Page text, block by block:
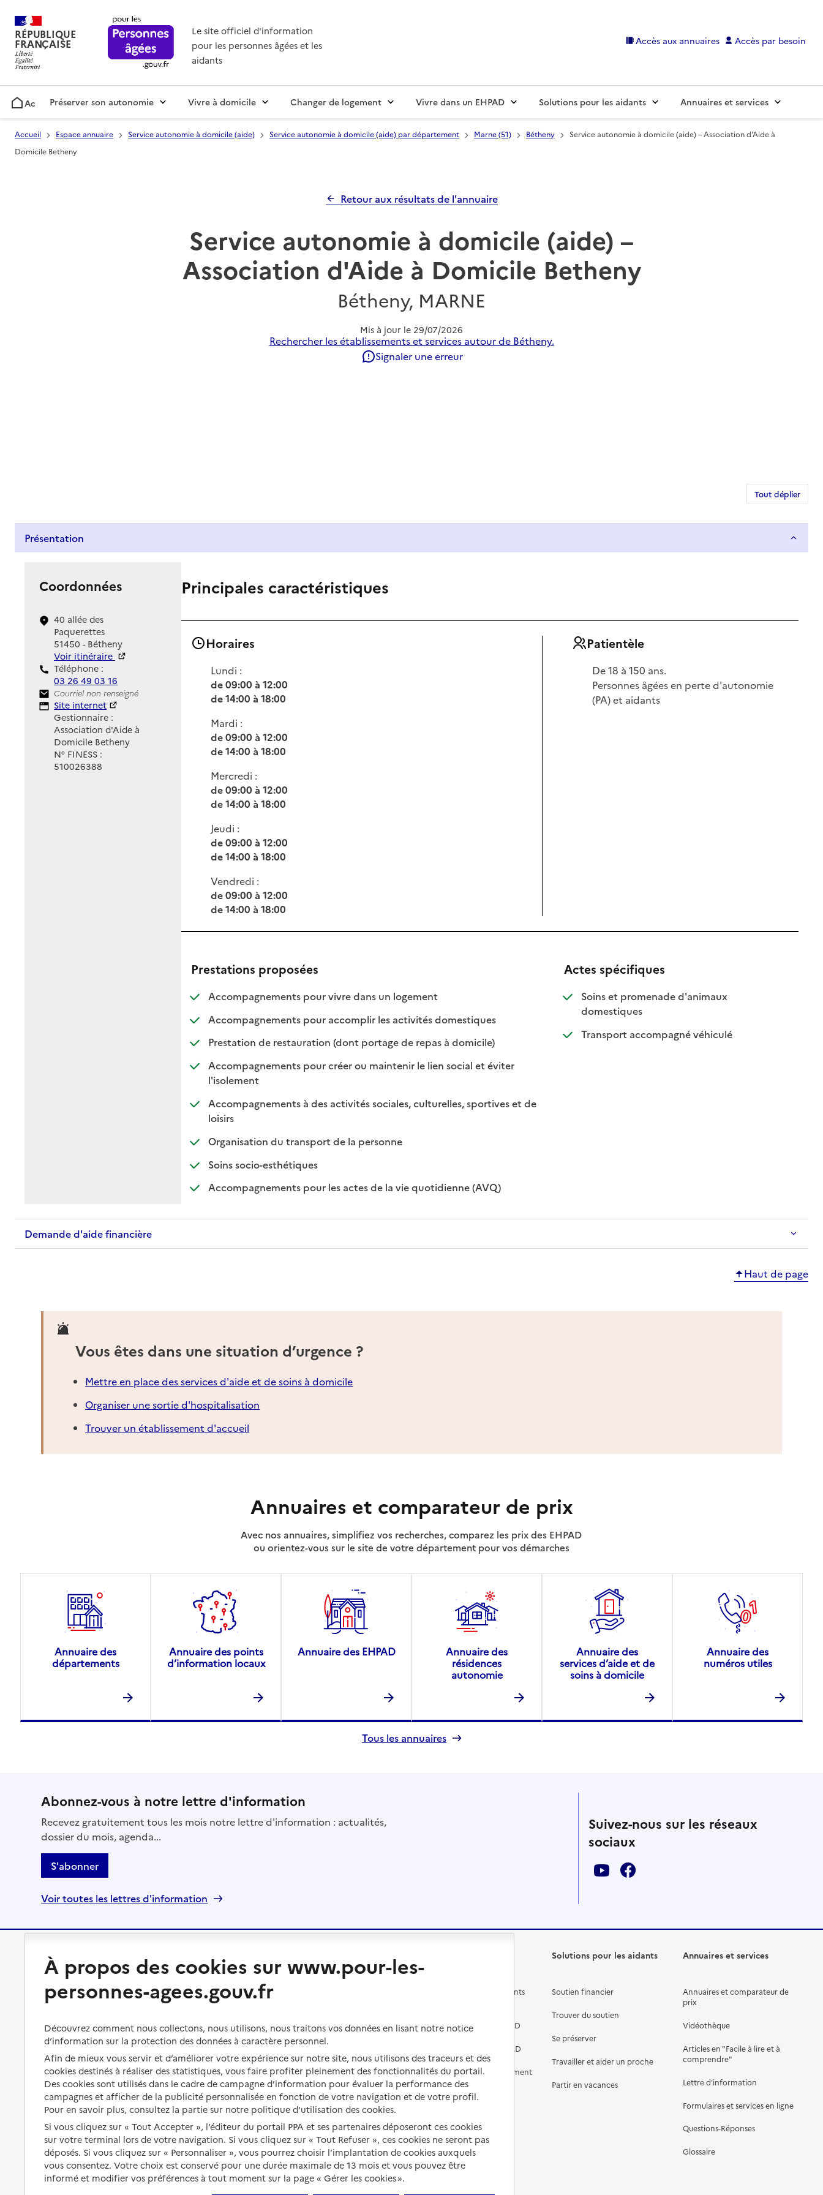
RÉPUBLIQUE
FRANÇAISE
Le site officiel d'information
pour les personnes âgées et les
aidants
Accès aux annuaires Accès par besoin
AccueilPréserver son autonomie Vivre à domicile Changer de logement Vivre dans un EHPAD Solutions pour les aidants Annuaires et services
Accueil Espace annuaire Service autonomie à domicile (aide) Service autonomie à domicile (aide) par département Marne (51) Bétheny
Service autonomie à domicile (aide) – Association d'Aide à
Domicile Betheny
Retour aux résultats de l'annuaire
Service autonomie à domicile (aide) –
Association d'Aide à Domicile Betheny
Bétheny, MARNE
Mis à jour le 29/07/2026
Rechercher les établissements et services autour de Bétheny.
Signaler une erreur
Tout déplier
Présentation
Coordonnées
40 allée des
Paquerettes
51450 - Bétheny
Voir itinéraire
Téléphone :
03 26 49 03 16
Contact
Courriel non renseigné
Site Internet
Site internet
Gestionnaire :
Association d'Aide à
Domicile Betheny
N° FINESS :
510026388
Principales caractéristiques
Horaires
Lundi :
de 09:00 à 12:00
de 14:00 à 18:00
Mardi :
de 09:00 à 12:00
de 14:00 à 18:00
Mercredi :
de 09:00 à 12:00
de 14:00 à 18:00
Jeudi :
de 09:00 à 12:00
de 14:00 à 18:00
Vendredi :
de 09:00 à 12:00
de 14:00 à 18:00
Patientèle
De 18 à 150 ans.
Personnes âgées en perte d'autonomie
(PA) et aidants
Prestations proposées
Accompagnements pour vivre dans un logement: disponible
: non disponible
Accompagnements pour accomplir les activités domestiques: disponible
: non disponible
Prestation de restauration (dont portage de repas à domicile): disponible
: non disponible
Accompagnements pour créer ou maintenir le lien social et éviter
l'isolement: disponible
: non disponible
Accompagnements à des activités sociales, culturelles, sportives et de
loisirs
: disponible
: non disponible
Organisation du transport de la personne: disponible
: non disponible
Soins socio-esthétiques: disponible
: non disponible
Accompagnements pour les actes de la vie quotidienne (AVQ): disponible
: non disponible
Actes spécifiques
Soins et promenade d'animaux
domestiques: disponible
: non disponible
Transport accompagné véhiculé: disponible
: non disponible
Demande d'aide financière
Haut de page
Vous êtes dans une situation d’urgence ?
Mettre en place des services d'aide et de soins à domicile
Organiser une sortie d'hospitalisation
Trouver un établissement d'accueil
Annuaires et comparateur de prix
Avec nos annuaires, simplifiez vos recherches, comparez les prix des EHPAD
ou orientez-vous sur le site de votre département pour vos démarches
Annuaire des
départements
Annuaire des points
d’information locaux
Annuaire des EHPAD
Annuaire des
résidences
autonomie
Annuaire des
services d’aide et de
soins à domicile
Annuaire des
numéros utiles
Tous les annuaires
Abonnez-vous à notre lettre d'information
Recevez gratuitement tous les mois notre lettre d'information : actualités,
dossier du mois, agenda...
S'abonner
Voir toutes les lettres d'information
Suivez-nous sur les réseaux
sociaux
Préserver son autonomie
Perte d'autonomie : évaluation
et droits
Aménager son logement et
s'équiper
Préserver son autonomie et sa
santé
Organiser à l'avance sa propre
protection
Les mesures de protection
Les obligations de la famille
À qui s’adresser ?
Bénéficier d'aide à domicile
Aides financières
Solutions d'accueil temporaire
Partager son logement
Vivre à domicile avec une
maladie ou un handicap
Être hospitalisé
Fin de vie à domicile
services pour seniors
Vivre en accueil familial
Autres solutions de logement
Les différents établissements
Préparer l'entrée en EHPAD
Aides financières en EHPAD
Prévention, accompagnement
et soins
Comprendre les prix en
Droits en EHPAD
Fin de vie en EHPAD
Solutions pour les aidants
Soutien financier
Trouver du soutien
Se préserver
Travailler et aider un proche
Partir en vacances
Annuaires et services
Annuaires et comparateur de
prix
Vidéothèque
Articles en "Facile à lire et à
comprendre"
Lettre d'information
Formulaires et services en ligne
Questions-Réponses
Glossaire
À propos des cookies sur www.pour-les-
personnes-agees.gouv.fr
Découvrez comment nous collectons, nous utilisons, nous traitons vos données en lisant notre notice
d’information sur la protection des données à caractère personnel.
Afin de mieux vous servir et d’améliorer votre expérience sur notre site, nous utilisons des traceurs et des
cookies destinés à réaliser des statistiques, vous faire profiter pleinement des fonctionnalités du portail.
Des cookies sont utilisés dans le cadre de campagne d’information pour évaluer la performance des
campagnes et afficher de la publicité personnalisée en fonction de votre navigation et de votre profil.
Pour en savoir plus, consultez la partie sur notre politique d'utilisation des cookies.
Si vous cliquez sur « Tout Accepter », l’éditeur du portail PPA et ses partenaires déposeront ces cookies
sur votre terminal lors de votre navigation. Si vous cliquez sur « Tout Refuser », ces cookies ne seront pas
déposés. Si vous cliquez sur « Personnaliser », vous pourrez choisir l’implantation de cookies auxquels
vous consentez. Votre choix est conservé pour une durée maximale de 13 mois et vous pouvez être
informé et modifier vos préférences à tout moment sur la page « Gérer les cookies ».